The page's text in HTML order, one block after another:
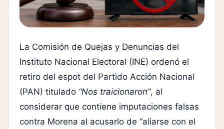
La Comisión de Quejas y Denuncias del
Instituto Nacional Electoral (INE) ordenó el
retiro del espot del Partido Acción Nacional
(PAN) titulado “Nos traicionaron”, al
considerar que contiene imputaciones falsas
contra Morena al acusarlo de “aliarse con el